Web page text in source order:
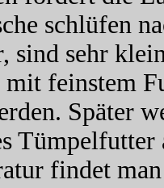
schlüfen
sind sehr
feinstem
Später
Tümpelfutter
findet